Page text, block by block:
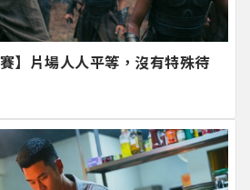
】片場人人平等，沒有特殊待